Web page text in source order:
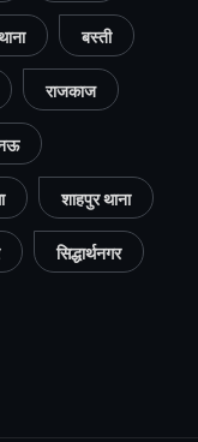
बस्ती
राजकाज
शाहपुर थाना
सिद्धार्थनगर